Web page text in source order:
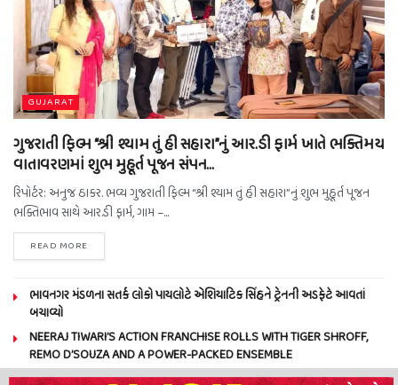
GUJARAT
ગુજરાતી ફિલ્મ “શ્રી શ્યામ તું હી સહારા”નું આર.ડી ફાર્મ ખાતે ભક્તિમય
વાતાવરણમાં શુભ મુહૂર્ત પૂજન સંપન…
રિપોર્ટર: અનુજ ઠાકર. ભવ્ય ગુજરાતી ફિલ્મ “શ્રી શ્યામ તું હી સહારા”નું શુભ મુહૂર્ત પૂજન
ભક્તિભાવ સાથે આર.ડી ફાર્મ, ગામ –...
READ MORE
ભાવનગર મંડળના સતર્ક લોકો પાયલોટે એશિયાટિક સિંહને ટ્રેનની અડફેટે આવતાં
બચાવ્યો
NEERAJ TIWARI’S ACTION FRANCHISE ROLLS WITH TIGER SHROFF,
REMO D’SOUZA AND A POWER-PACKED ENSEMBLE
ધારી પત્રકાર સંઘ – અમરેલી બ્રોડગેજ કમેટી દ્વારા જીલ્લા કલેકટર ને આવેદનપત્ર